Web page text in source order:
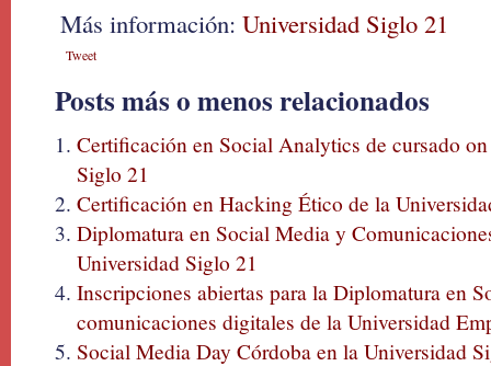
Más información: Universidad Siglo 21
Tweet
Posts más o menos relacionados
Certificación en Social Analytics de cursado
Siglo 21
Certificación en Hacking Ético de la
Diplomatura en Social Media y
Universidad Siglo 21
Inscripciones abiertas para la Diplomatura en
comunicaciones digitales de la Universidad
Social Media Day Córdoba en la Universidad